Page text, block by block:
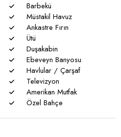
Barbekü
Müstakil Havuz
Ankastre Fırın
Ütü
Duşakabin
Ebeveyn Banyosu
Havlular / Çarşaf
Televizyon
Amerikan Mutfak
Özel Bahçe